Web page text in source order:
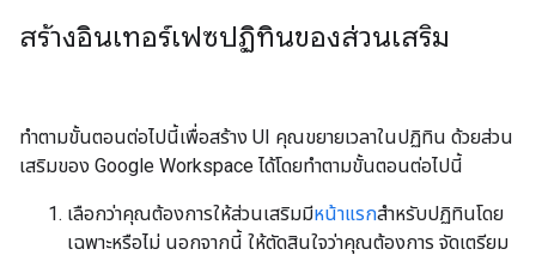
สร้างอินเทอร์เฟซปฏิทินของส่วนเสริม
ทำตามขั้นตอนต่อไปนี้เพื่อสร้าง UI คุณขยายเวลาในปฏิทิน ด้วยส่วน
เสริมของ Google Workspace ได้โดยทำตามขั้นตอนต่อไปนี้
เลือกว่าคุณต้องการให้ส่วนเสริมมีหน้าแรกสำหรับปฏิทินโดย
เฉพาะหรือไม่ นอกจากนี้ ให้ตัดสินใจว่าคุณต้องการ จัดเตรียม